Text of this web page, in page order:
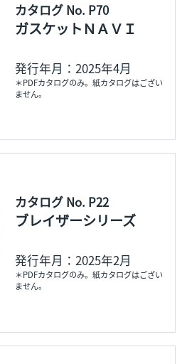
カタログ No. P70
ガスケットＮＡＶＩ
発行年月：2025年4月
＊PDFカタログのみ。紙カタログはござい
ません。
カタログ No. P22
ブレイザーシリーズ
発行年月：2025年2月
＊PDFカタログのみ。紙カタログはござい
ません。